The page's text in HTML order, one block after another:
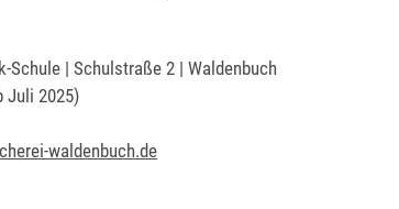
Schule | Schulstraße 2 | Waldenbuch
Juli 2025)
waldenbuch.de